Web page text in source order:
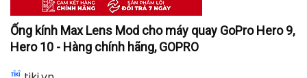
399.000
TỚI NƠI BÁN